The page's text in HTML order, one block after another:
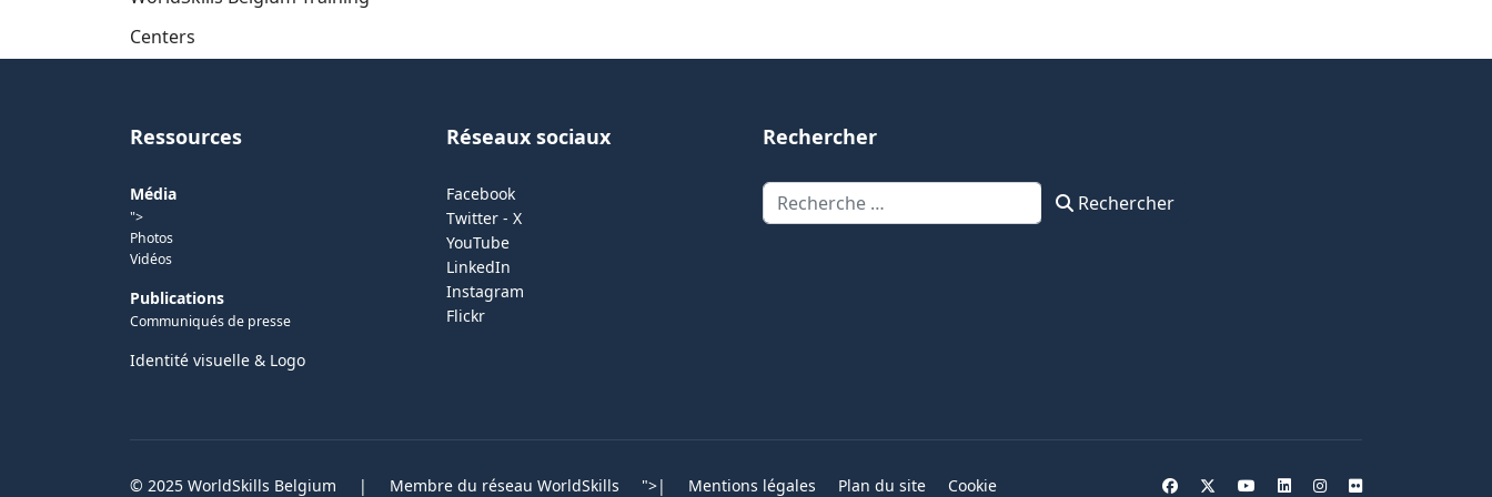
Centers
Ressources
Média
">
Photos
Vidéos
Publications
Communiqués de presse
Identité visuelle & Logo
Réseaux sociaux
Facebook
Twitter - X
YouTube
LinkedIn
Instagram
Flickr
Rechercher
Rechercher Rechercher
© 2025 WorldSkills Belgium | Membre du réseau WorldSkills ">| Mentions légales Plan du site Cookie